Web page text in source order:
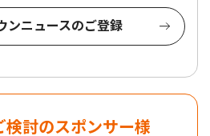
ンニュースのご登録
検討のスポンサー様